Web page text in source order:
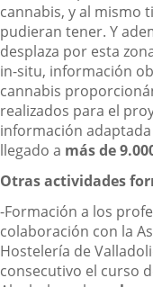
cannabis, y al mismo
pudieran tener. Y
desplaza por esta
in-situ, información
cannabis
realizados para el
información
llegado a más de
Otras actividades
-Formación a los
colaboración con la
Hostelería de
consecutivo el curso